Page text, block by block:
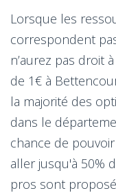
Lorsque les
correspondent
n’aurez pas droit
de 1€ à
la majorité des
dans le
chance de
aller jusqu'à 50%
pros sont